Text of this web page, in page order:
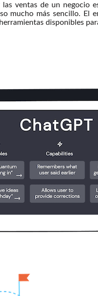
ventas de un
mucho más sencillo.
disponibles